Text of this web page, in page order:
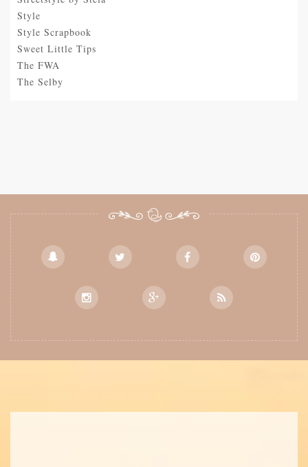
Style
Style Scrapbook
Sweet Little Tips
The FWA
The Selby